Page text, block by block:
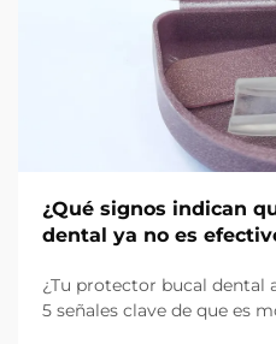
¿Qué signos indican
dental ya no es
¿Tu protector bucal dental
5 señales clave de que es